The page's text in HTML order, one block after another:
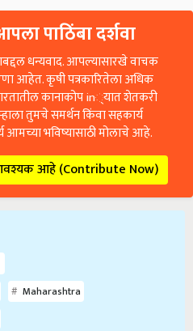
पाठिंबा दर्शवा
धन्यवाद. आपल्यासारखे वाचक
आहेत. कृषी पत्रकारितेला अधिक
कानाकोप in्यात शेतकरी
तुमचे समर्थन किंवा सहकार्य
भविष्यासाठी मोलाचे आहे.
आहे (Contribute Now)
Maharashtra